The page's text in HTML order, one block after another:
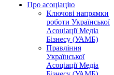
Про асоціацію
Ключові напрямки
роботи Української
Асоціації Медіа
Бізнесу (УАМБ)
Правління
Української
Асоціації Медіа